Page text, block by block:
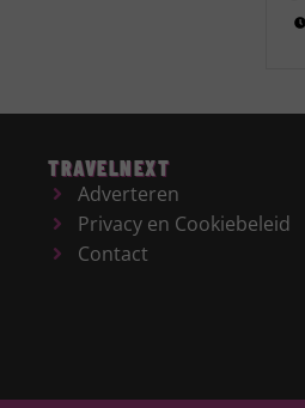
TRAVELNEXT
Adverteren
Privacy en Cookiebeleid
Contact